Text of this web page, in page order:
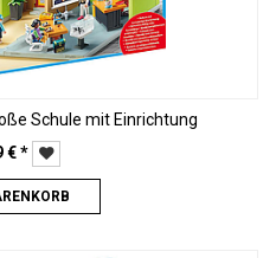
Schule mit Einrichtung
€*